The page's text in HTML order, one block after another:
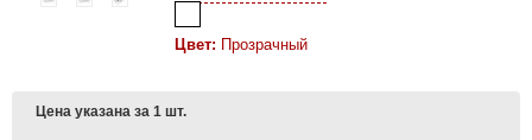
Цвет: Прозрачный
Цена указана за 1 шт.